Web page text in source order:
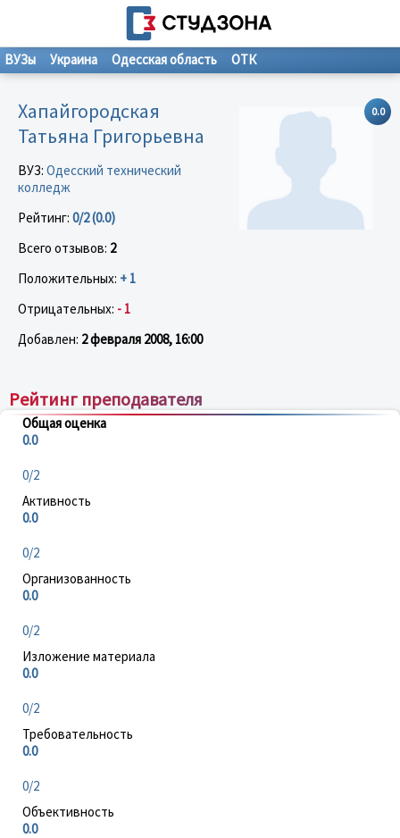
ВУЗы Украина Одесская область ОТК
0.0
Хапайгородская
Татьяна Григорьевна
ВУЗ: Одесский технический
колледж
Рейтинг: 0/2 (0.0)
Всего отзывов: 2
Положительных: + 1
Отрицательных: - 1
Добавлен: 2 февраля 2008, 16:00
Рейтинг преподавателя
Общая оценка
0.0
0/2
Активность
0.0
0/2
Организованность
0.0
0/2
Изложение материала
0.0
0/2
Требовательность
0.0
0/2
Объективность
0.0